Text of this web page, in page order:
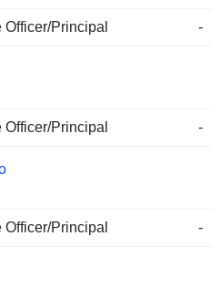
Officer/Principal -
Officer/Principal -
Officer/Principal -